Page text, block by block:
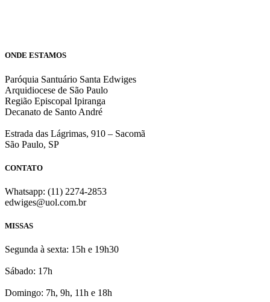
ONDE ESTAMOS
Paróquia Santuário Santa Edwiges
Arquidiocese de São Paulo
Região Episcopal Ipiranga
Decanato de Santo André
Estrada das Lágrimas, 910 – Sacomã
São Paulo, SP
CONTATO
Whatsapp: (11) 2274-2853
edwiges@uol.com.br
MISSAS
Segunda à sexta: 15h e 19h30
Sábado: 17h
Domingo: 7h, 9h, 11h e 18h